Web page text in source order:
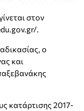
στον
.
ο
και
κατάρτισης 2017-